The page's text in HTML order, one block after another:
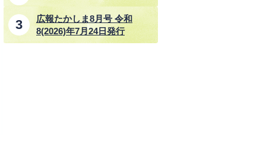
広報たかしま8月号 令和
8(2026)年7月24日発行